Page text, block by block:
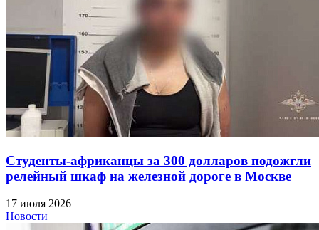
Студенты-африканцы за 300 долларов подожгли
релейный шкаф на железной дороге в Москве
17 июля 2026
Новости